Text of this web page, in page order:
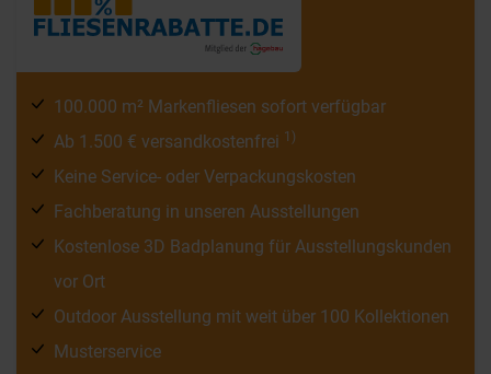
100.000 m² Markenfliesen sofort verfügbar
Ab 1.500 € versandkostenfrei 1)
Keine Service- oder Verpackungskosten
Fachberatung in unseren Ausstellungen
Kostenlose 3D Badplanung für Ausstellungskunden
vor Ort
Outdoor Ausstellung mit weit über 100 Kollektionen
Musterservice